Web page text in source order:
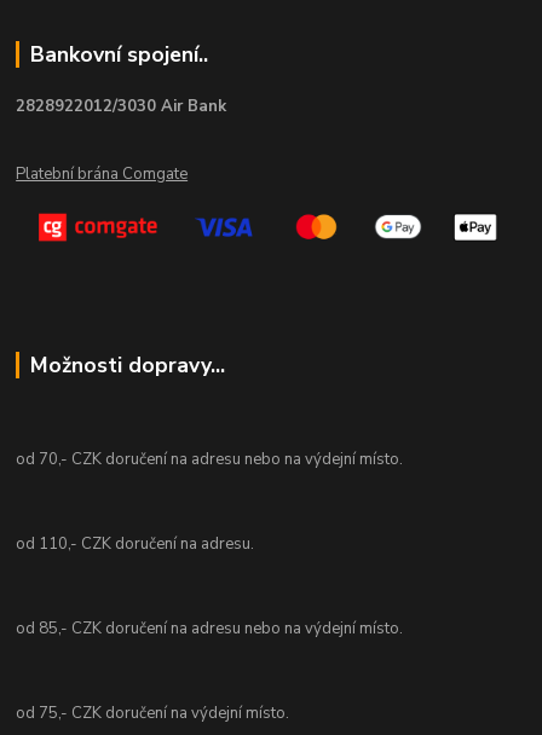
Bankovní spojení..
2828922012/3030 Air Bank
Platební brána Comgate
Možnosti dopravy...
od 70,- CZK doručení na adresu nebo na výdejní místo.
od 110,- CZK doručení na adresu.
od 85,- CZK doručení na adresu nebo na výdejní místo.
od 75,- CZK doručení na výdejní místo.